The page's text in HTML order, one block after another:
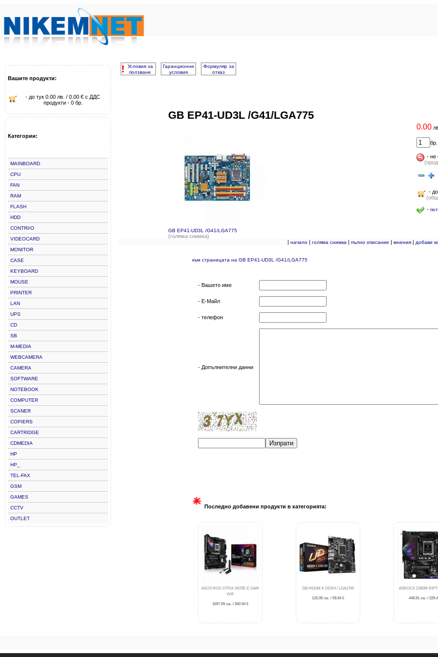
Вашите продукти:
- до тук 0.00 лв. / 0.00 € с ДДС
продукти - 0 бр.
Категории:
MAINBOARD
CPU
FAN
RAM
FLASH
HDD
CONTRI/O
VIDEOCARD
MONITOR
CASE
KEYBOARD
MOUSE
PRINTER
LAN
UPS
CD
SB
M-MEDIA
WEBCAMERA
CAMERA
SOFTWARE
NOTEBOOK
COMPUTER
SCANER
COPIERS
CARTRIDGE
CDMEDIA
HP
HP_
TEL-FAX
GSM
GAMES
CCTV
OUTLET
!
Условия за
ползване
Гаранционни
условия
Формуляр за
отказ
GB EP41-UD3L /G41/LGA775
GB EP41-UD3L /G41/LGA775
(голяма снимка)
0.00
бр.
- не
-
-
| начало| голяма снимка | пълно описание | мнения| добави
към страницата на GB EP41-UD3L /G41/LGA775
- Вашето име
- Е-Майл
- телефон
- Допълнителни данни
Изпрати
Последно добавени продукти в категорията:
ASUS ROG STRIX X870E-E GAM
WIF
1097.09 лв. / 560.94 €
GB H610M K DDR4 / LGA1700
115.08 лв. / 58.84 €
ASROCK Z890M
448.81 лв. /